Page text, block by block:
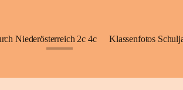
Niederösterreich 2c 4c Klassenfotos